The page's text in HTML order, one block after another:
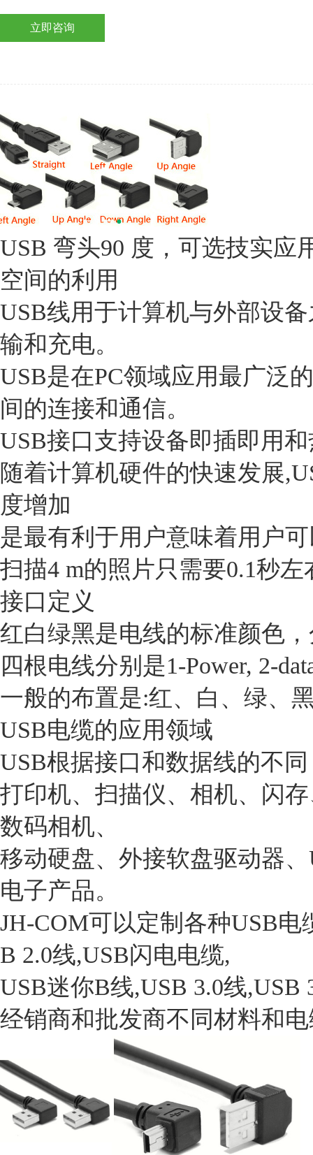
立即咨询
USB 弯头90 度，可选技实应
空间的利用
USB线用于计算机与外部设
输和充电。
USB是在PC领域应用最广泛
间的连接和通信。
USB接口支持设备即插即用
随着计算机硬件的快速发展
度增加
是最有利于用户意味着用户
扫描4 m的照片只需要0.1秒
接口定义
红白绿黑是电线的标准颜色
四根电线分别是1-Power, 2-
一般的布置是:红、白、绿、
USB电缆的应用领域
USB根据接口和数据线的不
打印机、扫描仪、相机、闪存
数码相机、
移动硬盘、外接软盘驱动器
电子产品。
JH-COM可以定制各种USB电
B 2.0线,USB闪电电缆,
USB迷你B线,USB 3.0线
经销商和批发商不同材料和